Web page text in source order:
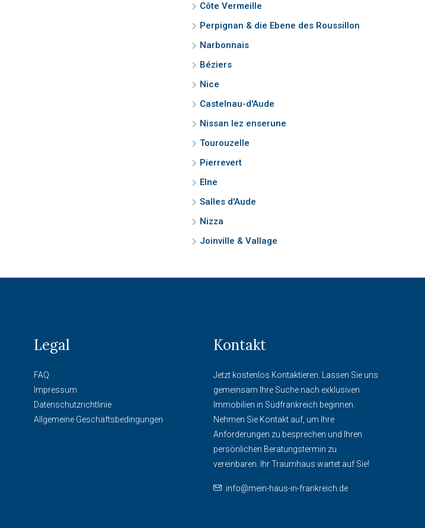
Côte Vermeille
Perpignan & die Ebene des Roussillon
Narbonnais
Béziers
Nice
Castelnau-d'Aude
Nissan lez enserune
Tourouzelle
Pierrevert
Elne
Salles d'Aude
Nizza
Joinville & Vallage
Legal
FAQ
Impressum
Datenschutzrichtlinie
Allgemeine Geschäftsbedingungen
Kontakt
Jetzt kostenlos Kontaktieren. Lassen Sie uns
gemeinsam Ihre Suche nach exklusiven
Immobilien in Südfrankreich beginnen.
Nehmen Sie Kontakt auf, um Ihre
Anforderungen zu besprechen und Ihren
persönlichen Beratungstermin zu
vereinbaren. Ihr Traumhaus wartet auf Sie!
info@mein-haus-in-frankreich.de